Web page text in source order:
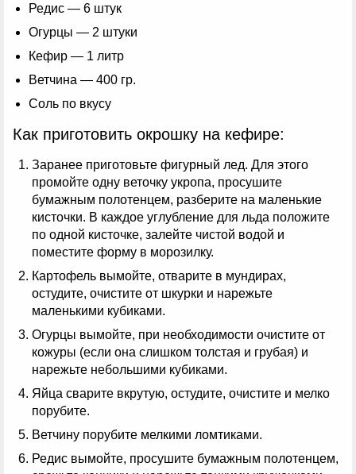
Редис — 6 штук
Огурцы — 2 штуки
Кефир — 1 литр
Ветчина — 400 гр.
Соль по вкусу
Как приготовить окрошку на кефире:
Заранее приготовьте фигурный лед. Для этого
промойте одну веточку укропа, просушите
бумажным полотенцем, разберите на маленькие
кисточки. В каждое углубление для льда положите
по одной кисточке, залейте чистой водой и
поместите форму в морозилку.
Картофель вымойте, отварите в мундирах,
остудите, очистите от шкурки и нарежьте
маленькими кубиками.
Огурцы вымойте, при необходимости очистите от
кожуры (если она слишком толстая и грубая) и
нарежьте небольшими кубиками.
Яйца сварите вкрутую, остудите, очистите и мелко
порубите.
Ветчину порубите мелкими ломтиками.
Редис вымойте, просушите бумажным полотенцем,